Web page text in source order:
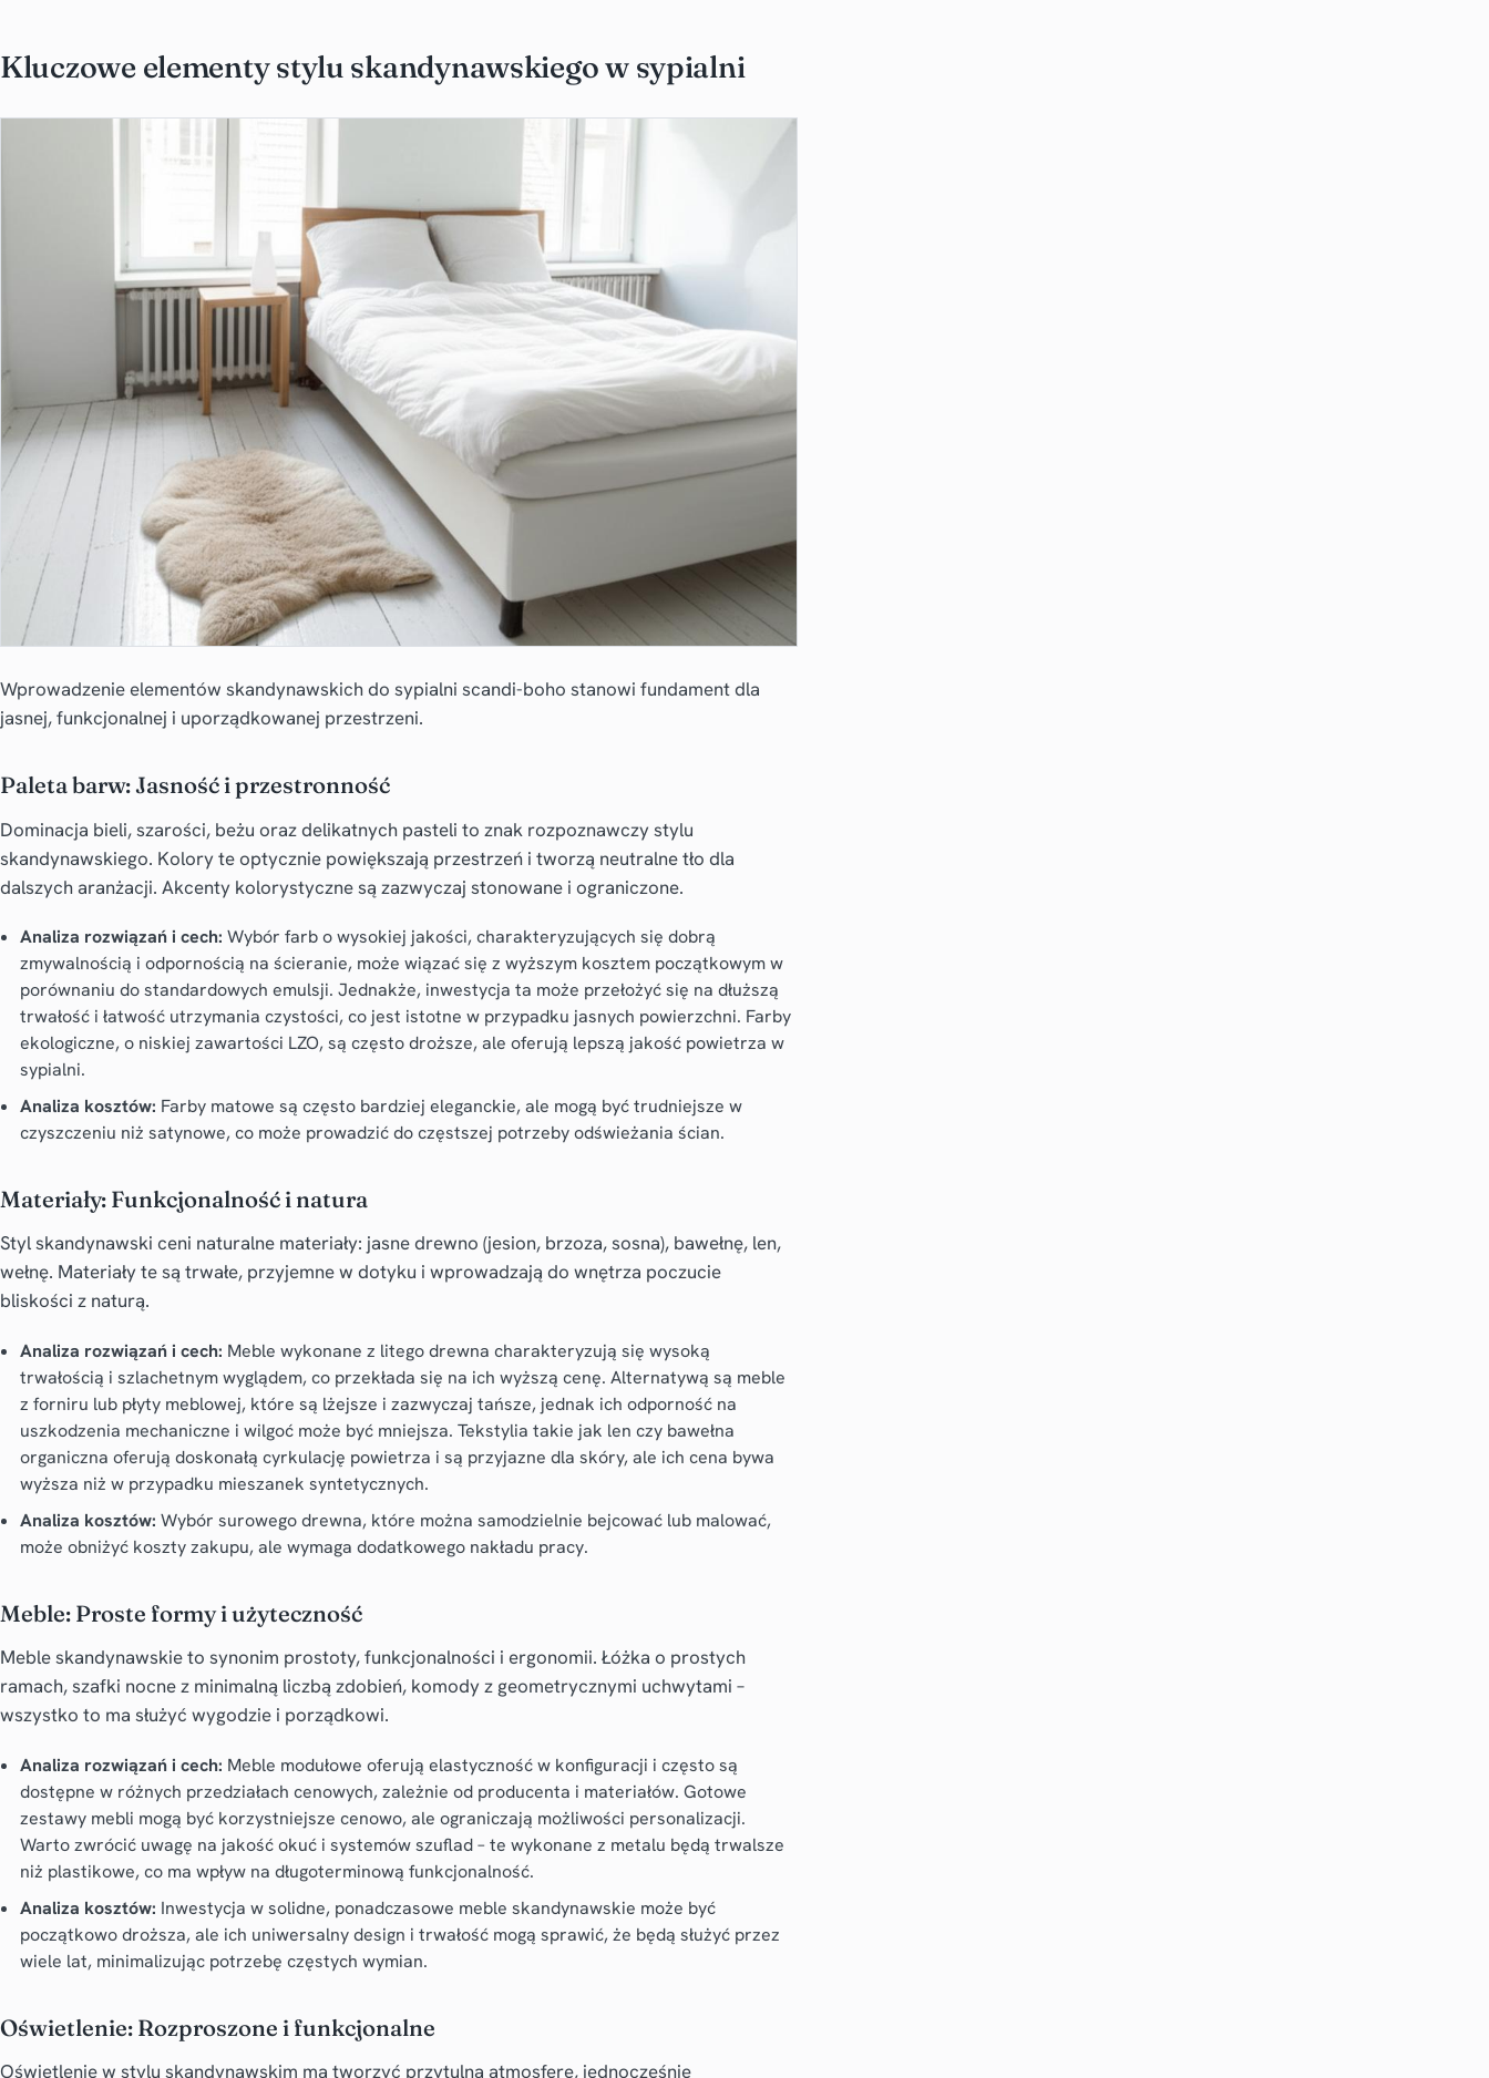
Kluczowe elementy stylu skandynawskiego w sypialni
Wprowadzenie elementów skandynawskich do sypialni scandi-boho stanowi fundament dla
jasnej, funkcjonalnej i uporządkowanej przestrzeni.
Paleta barw: Jasność i przestronność
Dominacja bieli, szarości, beżu oraz delikatnych pasteli to znak rozpoznawczy stylu
skandynawskiego. Kolory te optycznie powiększają przestrzeń i tworzą neutralne tło dla
dalszych aranżacji. Akcenty kolorystyczne są zazwyczaj stonowane i ograniczone.
Analiza rozwiązań i cech: Wybór farb o wysokiej jakości, charakteryzujących się dobrą
zmywalnością i odpornością na ścieranie, może wiązać się z wyższym kosztem początkowym w
porównaniu do standardowych emulsji. Jednakże, inwestycja ta może przełożyć się na dłuższą
trwałość i łatwość utrzymania czystości, co jest istotne w przypadku jasnych powierzchni. Farby
ekologiczne, o niskiej zawartości LZO, są często droższe, ale oferują lepszą jakość powietrza w
sypialni.
Analiza kosztów: Farby matowe są często bardziej eleganckie, ale mogą być trudniejsze w
czyszczeniu niż satynowe, co może prowadzić do częstszej potrzeby odświeżania ścian.
Materiały: Funkcjonalność i natura
Styl skandynawski ceni naturalne materiały: jasne drewno (jesion, brzoza, sosna), bawełnę, len,
wełnę. Materiały te są trwałe, przyjemne w dotyku i wprowadzają do wnętrza poczucie
bliskości z naturą.
Analiza rozwiązań i cech: Meble wykonane z litego drewna charakteryzują się wysoką
trwałością i szlachetnym wyglądem, co przekłada się na ich wyższą cenę. Alternatywą są meble
z forniru lub płyty meblowej, które są lżejsze i zazwyczaj tańsze, jednak ich odporność na
uszkodzenia mechaniczne i wilgoć może być mniejsza. Tekstylia takie jak len czy bawełna
organiczna oferują doskonałą cyrkulację powietrza i są przyjazne dla skóry, ale ich cena bywa
wyższa niż w przypadku mieszanek syntetycznych.
Analiza kosztów: Wybór surowego drewna, które można samodzielnie bejcować lub malować,
może obniżyć koszty zakupu, ale wymaga dodatkowego nakładu pracy.
Meble: Proste formy i użyteczność
Meble skandynawskie to synonim prostoty, funkcjonalności i ergonomii. Łóżka o prostych
ramach, szafki nocne z minimalną liczbą zdobień, komody z geometrycznymi uchwytami –
wszystko to ma służyć wygodzie i porządkowi.
Analiza rozwiązań i cech: Meble modułowe oferują elastyczność w konfiguracji i często są
dostępne w różnych przedziałach cenowych, zależnie od producenta i materiałów. Gotowe
zestawy mebli mogą być korzystniejsze cenowo, ale ograniczają możliwości personalizacji.
Warto zwrócić uwagę na jakość okuć i systemów szuflad – te wykonane z metalu będą trwalsze
niż plastikowe, co ma wpływ na długoterminową funkcjonalność.
Analiza kosztów: Inwestycja w solidne, ponadczasowe meble skandynawskie może być
początkowo droższa, ale ich uniwersalny design i trwałość mogą sprawić, że będą służyć przez
wiele lat, minimalizując potrzebę częstych wymian.
Oświetlenie: Rozproszone i funkcjonalne
Oświetlenie w stylu skandynawskim ma tworzyć przytulną atmosferę, jednocześnie